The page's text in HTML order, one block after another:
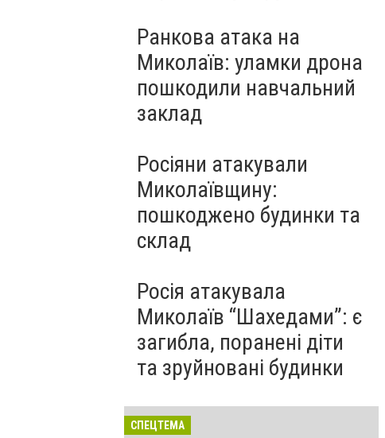
Ранкова атака на
Миколаїв: уламки дрона
пошкодили навчальний
заклад
Росіяни атакували
Миколаївщину:
пошкоджено будинки та
склад
Росія атакувала
Миколаїв “Шахедами”: є
загибла, поранені діти
та зруйновані будинки
СПЕЦТЕМА